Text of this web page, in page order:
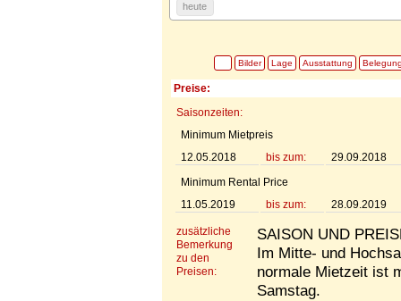
heute
Bilder Lage Ausstattung
Preise:
Saisonzeiten:
Minimum Mietpreis
12.05.2018
bis zum:
29.09.2018
Minimum Rental Price
11.05.2019
bis zum: 28.09.2019
zusätzliche
Bemerkung
zu den
Preisen:
SAISON UND
Im Mitte- und
normale Mietzeit ist
Samstag.